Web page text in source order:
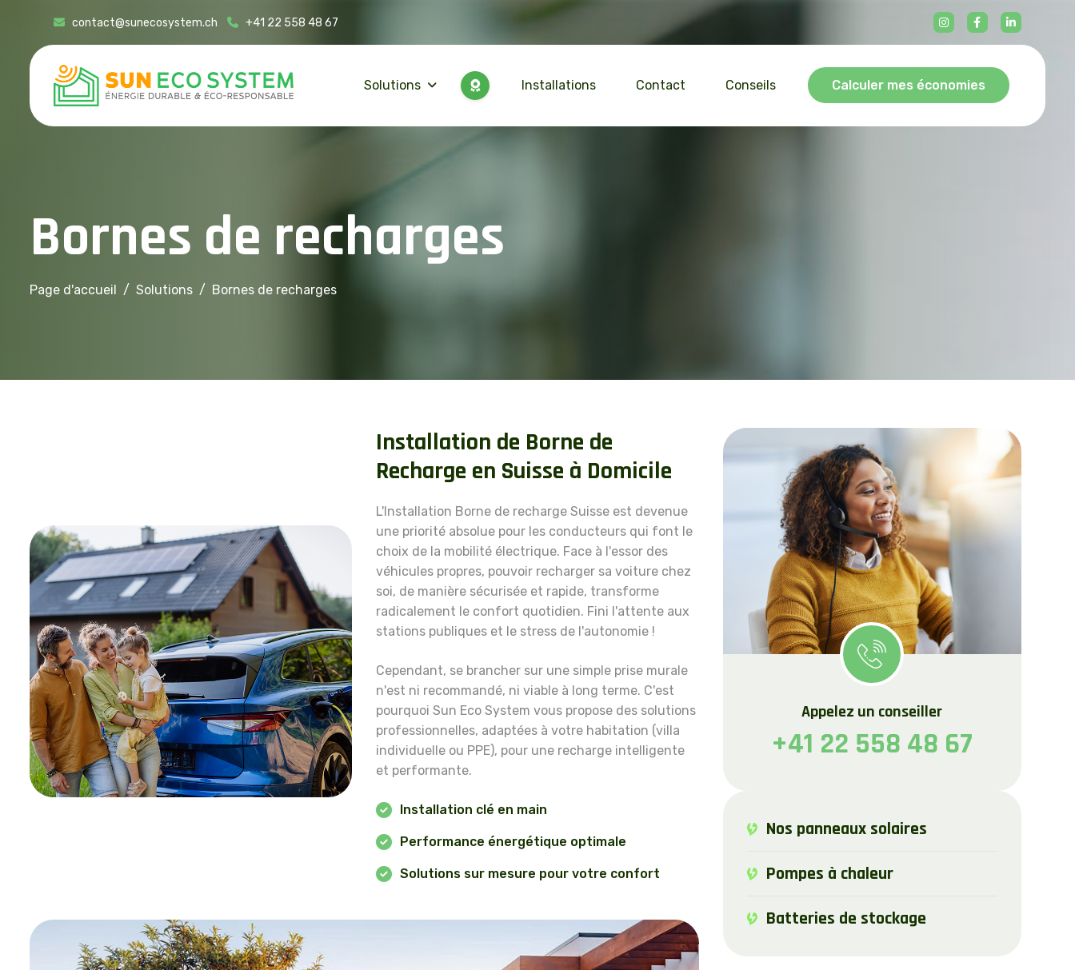
contact@sunecosystem.ch +41 22 558 48 67
Solutions Installations Contact Conseils Calculer mes économies
Bornes de recharges
Page d'accueil Solutions Bornes de recharges
Installation de Borne de
Recharge en Suisse à Domicile
L'Installation Borne de recharge Suisse est devenue
une priorité absolue pour les conducteurs qui font le
choix de la mobilité électrique. Face à l'essor des
véhicules propres, pouvoir recharger sa voiture chez
soi, de manière sécurisée et rapide, transforme
radicalement le confort quotidien. Fini l'attente aux
stations publiques et le stress de l'autonomie !
Cependant, se brancher sur une simple prise murale
n'est ni recommandé, ni viable à long terme. C'est
pourquoi Sun Eco System vous propose des solutions
professionnelles, adaptées à votre habitation (villa
individuelle ou PPE), pour une recharge intelligente
et performante.
Installation clé en main
Performance énergétique optimale
Solutions sur mesure pour votre confort
Appelez un conseiller
+41 22 558 48 67
Nos panneaux solaires
Pompes à chaleur
Batteries de stockage